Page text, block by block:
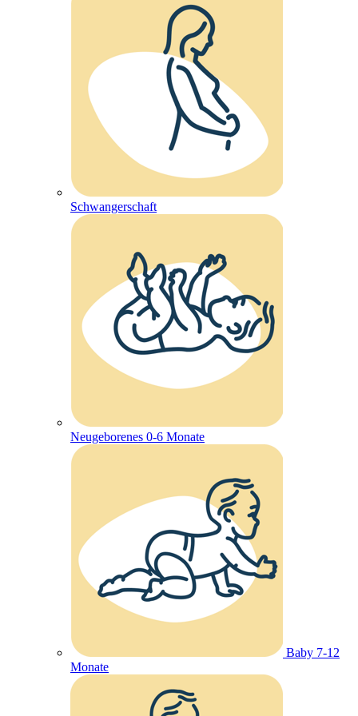
Schwangerschaft
Neugeborenes 0-6 Monate
Baby 7-12
Monate